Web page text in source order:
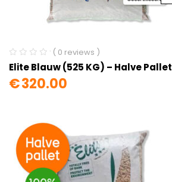
( 0 reviews )
Elite Blauw (525 KG) – Halve Pallet
€320.00